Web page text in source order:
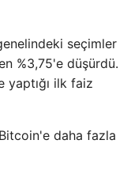
seçimler
%3,75'e düşürdü.
yaptığı ilk faiz
daha fazla